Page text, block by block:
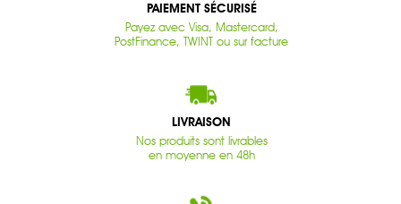
PAIEMENT SÉCURISÉ
Payez avec Visa, Mastercard,
PostFinance, TWINT ou sur facture
LIVRAISON
Nos produits sont livrables
en moyenne en 48h